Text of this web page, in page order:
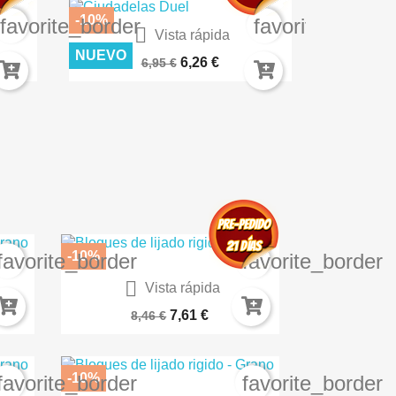
favorite_border Vista rápida
TEXTURA DE MUSGO 100ML AK8038
6,95 € 6,26 €
-10%
NUEVO
favorite_border

Vista rápida
Textura De Barro - BARRO...
8,46 € 7,61 €
-10% favorite_border
-10% favorite_border